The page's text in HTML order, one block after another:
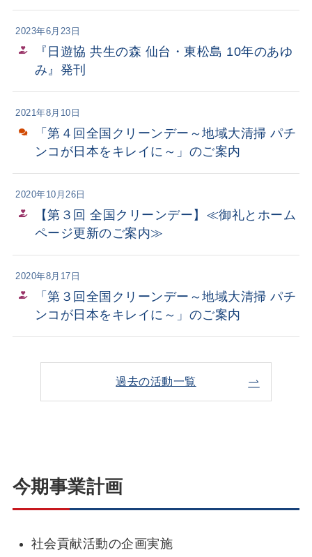
2023年6月23日
『日遊協 共生の森 仙台・東松島 10年のあゆ
み』発刊
2021年8月10日
「第４回全国クリーンデー～地域大清掃 パチ
ンコが日本をキレイに～」のご案内
2020年10月26日
【第３回 全国クリーンデー】≪御礼とホーム
ページ更新のご案内≫
2020年8月17日
「第３回全国クリーンデー～地域大清掃 パチ
ンコが日本をキレイに～」のご案内
過去の活動一覧
今期事業計画
社会貢献活動の企画実施